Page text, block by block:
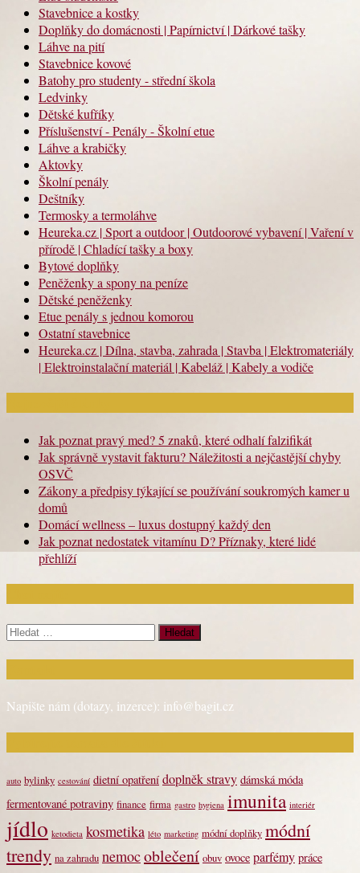
Stavebnice a kostky
Doplňky do domácnosti | Papírnictví | Dárkové tašky
Láhve na pití
Stavebnice kovové
Batohy pro studenty - střední škola
Ledvinky
Dětské kufříky
Příslušenství - Penály - Školní etue
Láhve a krabičky
Aktovky
Školní penály
Deštníky
Termosky a termoláhve
Heureka.cz | Sport a outdoor | Outdoorové vybavení | Vaření v
přírodě | Chladící tašky a boxy
Bytové doplňky
Peněženky a spony na peníze
Dětské peněženky
Etue penály s jednou komorou
Ostatní stavebnice
Heureka.cz | Dílna, stavba, zahrada | Stavba | Elektromateriály
| Elektroinstalační materiál | Kabeláž | Kabely a vodiče
Jak poznat pravý med? 5 znaků, které odhalí falzifikát
Jak správně vystavit fakturu? Náležitosti a nejčastější chyby
OSVČ
Zákony a předpisy týkající se používání soukromých kamer u
domů
Domácí wellness – luxus dostupný každý den
Jak poznat nedostatek vitamínu D? Příznaky, které lidé
přehlíží
Vyhledávání
Napište nám (dotazy, inzerce): info@bagit.cz
auto bylinky cestování dietní opatření doplněk stravy dámská móda
fermentované potraviny finance firma gastro hygiena imunita interiér
jídlo ketodieta kosmetika léto marketing módní doplňky módní
trendy na zahradu nemocoblečení obuv ovoce parfémy práce